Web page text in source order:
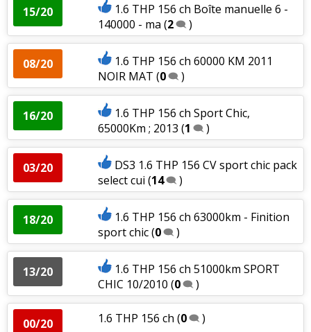
15/20
1.6 THP 156 ch Boîte manuelle 6 -
140000 - ma (2 )
08/20
1.6 THP 156 ch 60000 KM 2011
NOIR MAT (0 )
16/20
1.6 THP 156 ch Sport Chic,
65000Km ; 2013 (1 )
03/20
DS3 1.6 THP 156 CV sport chic pack
select cui (14 )
18/20
1.6 THP 156 ch 63000km - Finition
sport chic(0 )
13/20
1.6 THP 156 ch 51000km SPORT
CHIC 10/2010 (0 )
00/20 1.6 THP 156 ch (0 )